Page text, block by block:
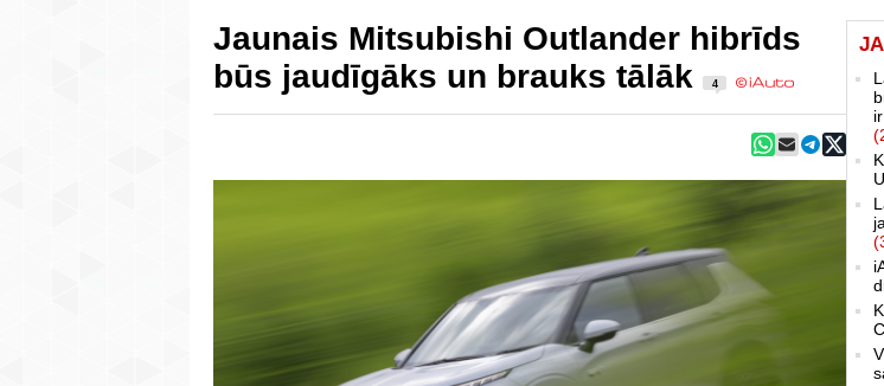
Jaunais Mitsubishi Outlander hibrīds
būs jaudīgāks un brauks tālāk
4